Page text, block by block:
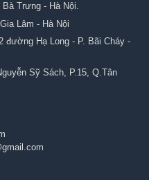
Trưng - Hà Nội.
Lâm - Hà Nội
đường Hạ Long - P. Bãi Cháy -
Sỹ Sách, P.15, Q.Tân